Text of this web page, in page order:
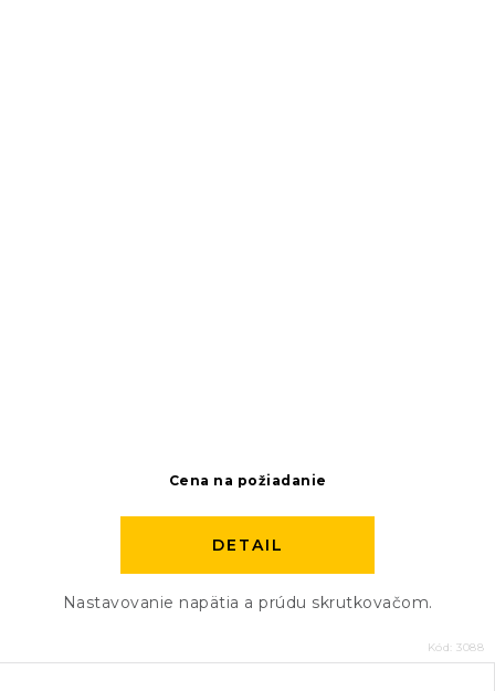
Cena na požiadanie
DETAIL
Nastavovanie napätia a prúdu skrutkovačom.
Kód: 3088